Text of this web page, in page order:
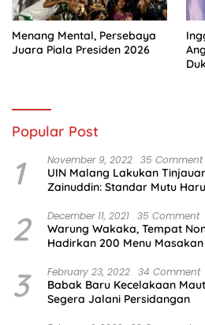
Menang Mental, Persebaya
Juara Piala Presiden 2026
Popular Post
1 November 9, 2022 35 Comment
UIN Malang Lakukan
Zainuddin: Standar Mutu
2 December 11, 2021 35 Comment
Warung Wakaka, Tempat
Hadirkan 200 Menu
3 February 23, 2022 34 Comment
Babak Baru Kecelakaan
Segera Jalani Persidangan